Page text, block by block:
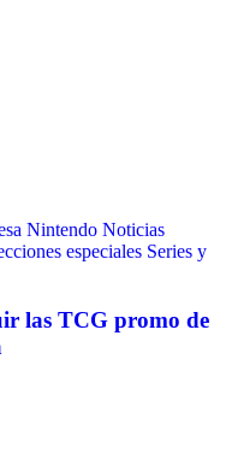
Nintendo Noticias
especiales Series y
las TCG promo de